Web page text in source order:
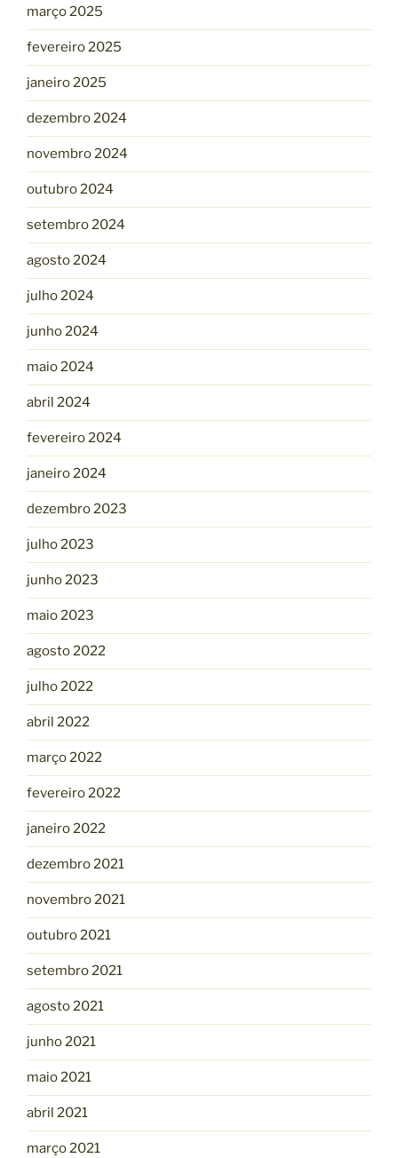
março 2025
fevereiro 2025
janeiro 2025
dezembro 2024
novembro 2024
outubro 2024
setembro 2024
agosto 2024
julho 2024
junho 2024
maio 2024
abril 2024
fevereiro 2024
janeiro 2024
dezembro 2023
julho 2023
junho 2023
maio 2023
agosto 2022
julho 2022
abril 2022
março 2022
fevereiro 2022
janeiro 2022
dezembro 2021
novembro 2021
outubro 2021
setembro 2021
agosto 2021
junho 2021
maio 2021
abril 2021
março 2021